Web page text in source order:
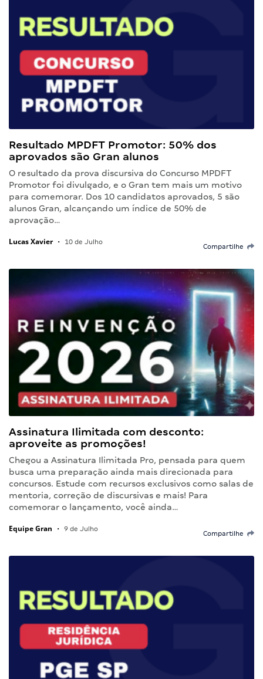
Resultado MPDFT Promotor: 50% dos
aprovados são Gran alunos
O resultado da prova discursiva do Concurso MPDFT
Promotor foi divulgado, e o Gran tem mais um motivo
para comemorar. Dos 10 candidatos aprovados, 5 são
alunos Gran, alcançando um índice de 50% de
aprovação…
Lucas Xavier • 10 de Julho
Compartilhe
Assinatura Ilimitada com desconto:
aproveite as promoções!
Chegou a Assinatura Ilimitada Pro, pensada para quem
busca uma preparação ainda mais direcionada para
concursos. Estude com recursos exclusivos como salas de
mentoria, correção de discursivas e mais! Para
comemorar o lançamento, você ainda…
Equipe Gran • 9 de Julho
Compartilhe